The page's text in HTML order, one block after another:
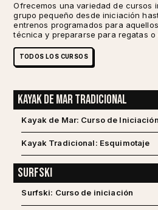
Ofrecemos una variedad de cursos
grupo pequeño desde iniciación
entrenos programados para
técnica y prepararse para regatas o
TODOS LOS CURSOS
Kayak de mar tradicional
Kayak de Mar: Curso de Iniciación
Kayak Tradicional: Esquimotaje
Surfski
Surfski: Curso de iniciación